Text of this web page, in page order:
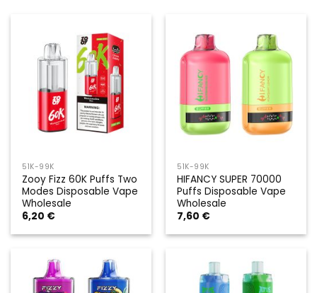
51K-99K
Zooy Fizz 60K Puffs Two
Modes Disposable Vape
Wholesale
6,20 €
51K-99K
HIFANCY SUPER 70000
Puffs Disposable Vape
Wholesale
7,60 €